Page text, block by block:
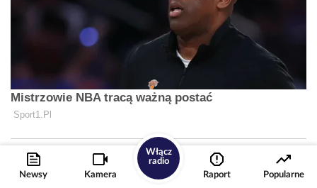
Newsy Kamera
Włącz
radio
Raport
Popularne